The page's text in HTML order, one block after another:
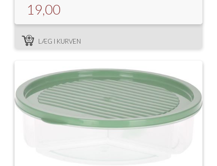
19,00
LÆG I KURVEN